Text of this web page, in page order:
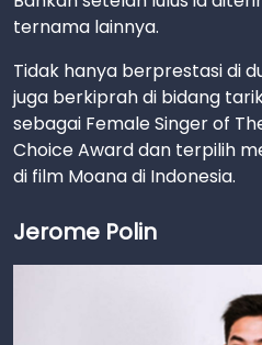
ternama lainnya.
Tidak hanya berprestasi di
juga berkiprah di bidang
sebagai Female Singer of
Choice Award dan terpilih
di film Moana di Indonesia.
Jerome Polin